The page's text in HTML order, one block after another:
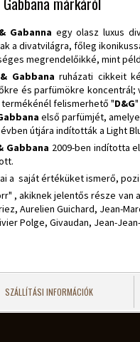
Gabanna egy olasz luxus
a divatvilágra, főleg
megrendelőikké, mint
Gabbana ruházati cikkeit
és parfümökre koncentrál;
felismerhető "D&G
első parfümjét,
útjára indították a Light
Gabbana 2009-ben indította
a saját értéküket ismerő,
, akiknek jelentős része van
Aurelien Guichard, Jean-
Polge, Givaudan, Jean-
SZÁLLÍTÁSI INFORMÁCIÓK